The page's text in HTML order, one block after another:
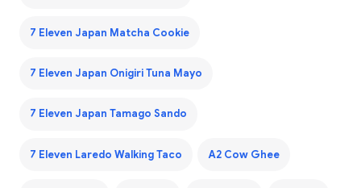
7 Eleven Japan Matcha Cookie
7 Eleven Japan Onigiri Tuna Mayo
7 Eleven Japan Tamago Sando
7 Eleven Laredo Walking Taco A2 Cow Ghee